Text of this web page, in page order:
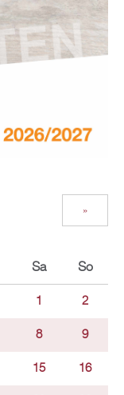
»
Sa So
1 2
8 9
15 16